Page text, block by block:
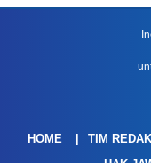
HOME TIM